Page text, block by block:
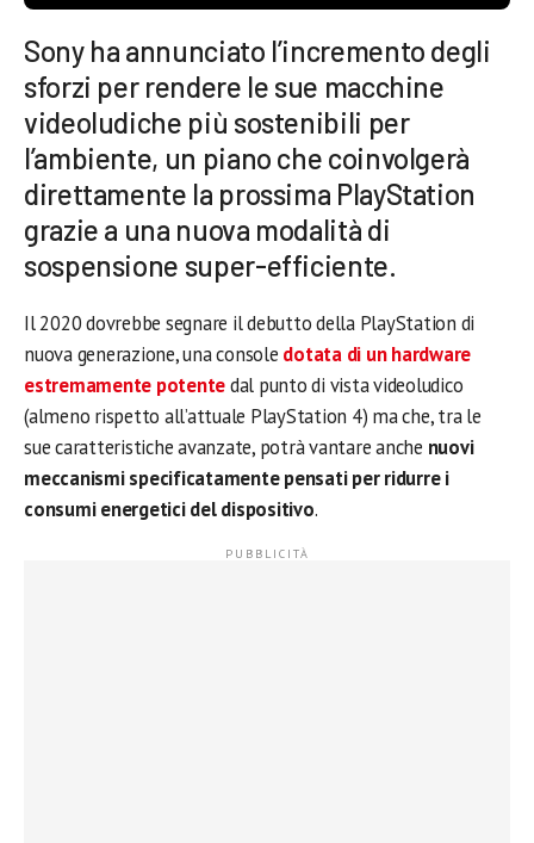
Sony ha annunciato l’incremento degli
sforzi per rendere le sue macchine
videoludiche più sostenibili per
l’ambiente, un piano che coinvolgerà
direttamente la prossima PlayStation
grazie a una nuova modalità di
sospensione super-efficiente.
Il 2020 dovrebbe segnare il debutto della PlayStation di
nuova generazione, una console dotata di un hardware
estremamente potentedal punto di vista videoludico
(almeno rispetto all’attuale PlayStation 4) ma che, tra le
sue caratteristiche avanzate, potrà vantare anche nuovi
meccanismi specificatamente pensati per ridurre i
consumi energetici del dispositivo.